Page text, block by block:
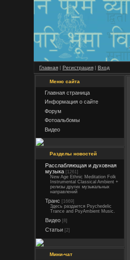
Главная | Регистрация | Вход
Меню сайта
Главная страница
Информация о сайте
Форум
Фотоальбомы
Видео
Разделы новостей
Расслабляющая и духовная
музыка [1261]
New Age Ethnic Meditation Folk
Instrumental Classical Ambient +
релизы других музыкальных
направлений
Транс [1669]
Здесь раздается Psychedelic
Trance and PsyAmbient Music.
Видео [8]
Статьи [2]
Мини-чат